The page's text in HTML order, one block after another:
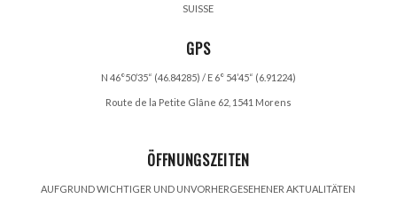
SUISSE
GPS
N 46°50’35“ (46.84285) / E 6° 54’45“ (6.91224)
Route de la Petite Glâne 62, 1541 Morens
ÖFFNUNGSZEITEN
AUFGRUND WICHTIGER UND UNVORHERGESEHENER AKTUALITÄTEN